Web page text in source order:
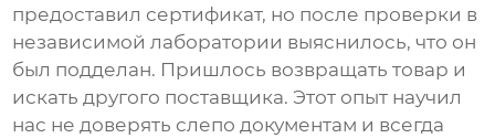
предоставил сертификат, но после проверки в
независимой лаборатории выяснилось, что он
был подделан. Пришлось возвращать товар и
искать другого поставщика. Этот опыт научил
нас не доверять слепо документам и всегда